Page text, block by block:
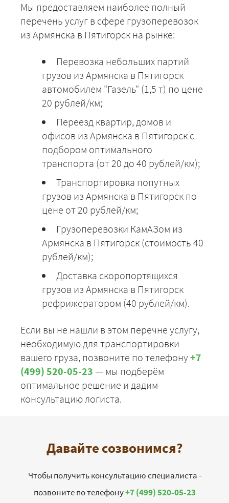
Мы предоставляем наиболее полный
перечень услуг в сфере грузоперевозок
из Армянска в Пятигорск на рынке:
Перевозка небольших партий
грузов из Армянска в Пятигорск
автомобилем "Газель" (1,5 т) по цене
20 рублей/км;
Переезд квартир, домов и
офисов из Армянска в Пятигорск с
подбором оптимального
транспорта (от 20 до 40 рублей/км);
Транспортировка попутных
грузов из Армянска в Пятигорск по
цене от 20 рублей/км;
Грузоперевозки КамАЗом из
Армянска в Пятигорск (стоимость 40
рублей/км);
Доставка скоропортящихся
грузов из Армянска в Пятигорск
рефрижератором (40 рублей/км).
Если вы не нашли в этом перечне услугу,
необходимую для транспортировки
вашего груза, позвоните по телефону+7
(499) 520-05-23 — мы подберём
оптимальное решение и дадим
консультацию логиста.
Давайте созвонимся?
Чтобы получить консультацию специалиста -
позвоните по телефону+7 (499) 520-05-23